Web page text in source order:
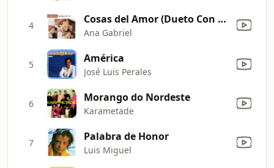
4 Cosas del Amor (Dueto Con Ana Gabriel)
Ana Gabriel
5 América
José Luis Perales
6 Morango do Nordeste
Karametade
7 Palabra de Honor
Luis Miguel